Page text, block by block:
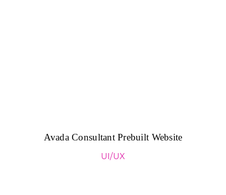
Avada Consultant Prebuilt Website
UI/UX